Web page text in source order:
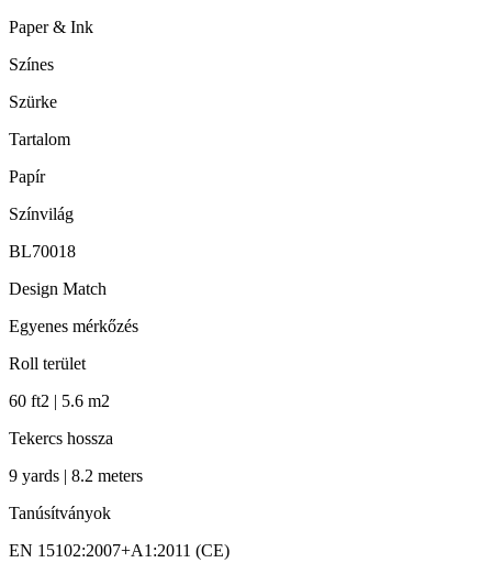
Paper & Ink
Színes
Szürke
Tartalom
Papír
Színvilág
BL70018
Design Match
Egyenes mérkőzés
Roll terület
60 ft2 | 5.6 m2
Tekercs hossza
9 yards | 8.2 meters
Tanúsítványok
EN 15102:2007+A1:2011 (CE)